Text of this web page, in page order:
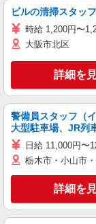
ビルの清掃スタッフ
時給 1,200円〜
大阪市北区
詳細を
警備員スタッフ（
大型駐車場、JR列
日給 11,000円〜
栃木市・小山市
詳細を